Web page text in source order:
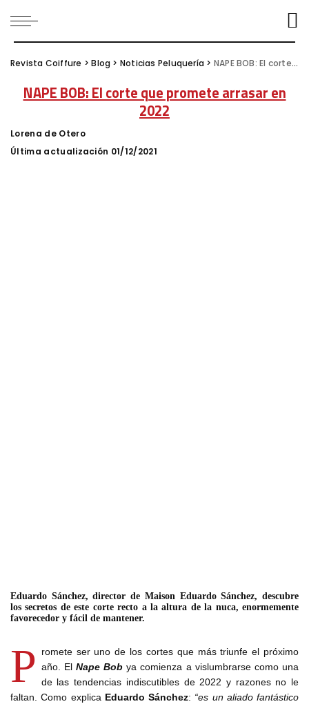
Revista Coiffure >Blog > Noticias Peluquería > NAPE BOB: El corte que promete arrasar en 2022
NAPE BOB: El corte que promete arrasar en
2022
Posted
by
Lorena de Otero
Última actualización 01/12/2021
Eduardo Sánchez, director de Maison Eduardo Sánchez, descubre
los secretos de este corte recto a la altura de la nuca, enormemente
favorecedor y fácil de mantener.
P
romete ser uno de los cortes que más triunfe el próximo
año. ElNape Bobya comienza a vislumbrarse como una
de las tendencias indiscutibles de 2022 y razones no le
faltan. Como explica Eduardo Sánchez: “es un aliado fantástico